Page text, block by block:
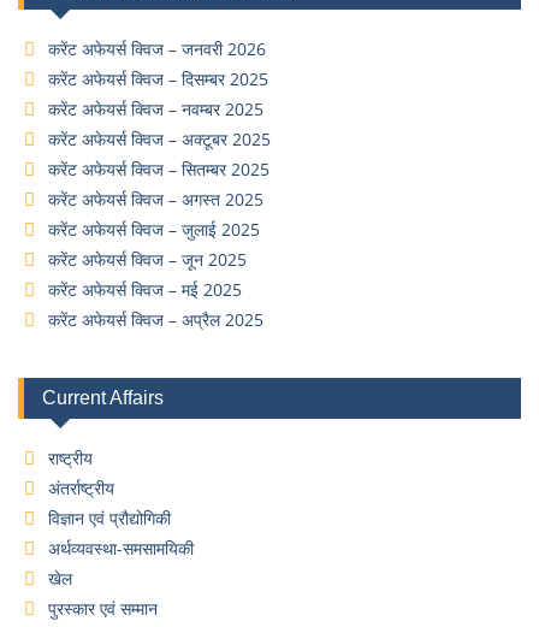
करेंट अफेयर्स क्विज – जनवरी 2026
करेंट अफेयर्स क्विज – दिसम्बर 2025
करेंट अफेयर्स क्विज – नवम्बर 2025
करेंट अफेयर्स क्विज – अक्टूबर 2025
करेंट अफेयर्स क्विज – सितम्बर 2025
करेंट अफेयर्स क्विज – अगस्त 2025
करेंट अफेयर्स क्विज – जुलाई 2025
करेंट अफेयर्स क्विज – जून 2025
करेंट अफेयर्स क्विज – मई 2025
करेंट अफेयर्स क्विज – अप्रैल 2025
Current Affairs
राष्ट्रीय
अंतर्राष्ट्रीय
विज्ञान एवं प्रौद्योगिकी
अर्थव्यवस्था-समसामयिकी
खेल
पुरस्कार एवं सम्मान